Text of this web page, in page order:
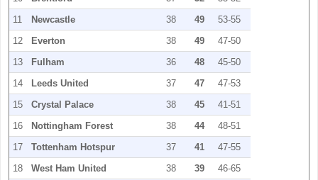
11
Newcastle 38 49
53-55
12
Everton 38 49
47-50
13
Fulham 36 48
45-50
14
Leeds United 37 47
47-53
15
Crystal Palace 38 45
41-51
16
Nottingham Forest 38 44
48-51
17
Tottenham Hotspur 37 41
47-55
18
West Ham United 38 39 46-65